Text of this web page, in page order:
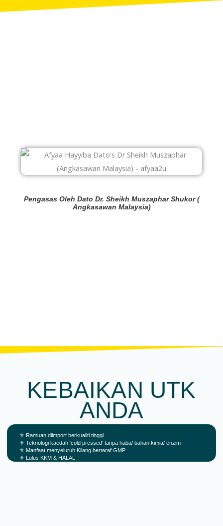
Pengasas Oleh Dato Dr. Sheikh Muszaphar Shukor (
Angkasawan Malaysia)
KEBAIKAN UTK
ANDA
⚜️ Ramuan diimport berkualiti tinggi
⚜️ Teknologi kaedah ‘cold pressed' tanpa haba/ bahan kimia/ enzim
⚜️ Manfaat menyeluruh Kilang bertaraf GMP
⚜️ Lulus KKM & HALAL